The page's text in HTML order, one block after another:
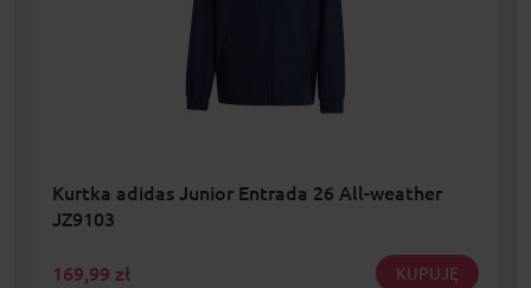
Kurtka adidas Junior Entrada 26 All-weather
JZ9103
169,99 zł KUPUJĘ